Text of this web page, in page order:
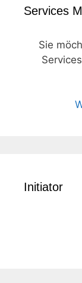
Services
Sie
Initiator